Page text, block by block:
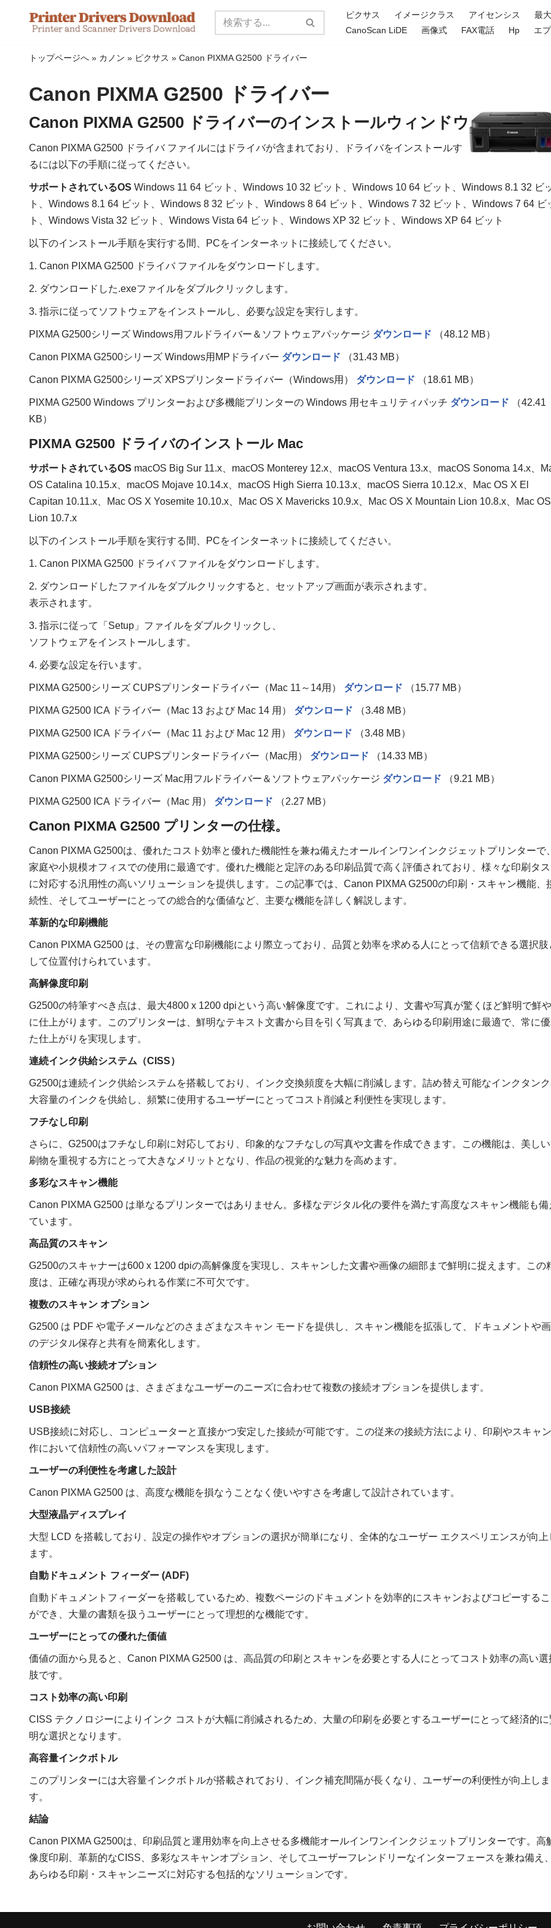
ピクサス イメージクラス アイセンシス 最
CanoScan LiDE
画像式 FAX電話 Hp エ
トップページへ » カノン » ピクサス » Canon PIXMA G2500 ドライバー
Canon PIXMA G2500 ドライバー
Canon PIXMA G2500 ドライバーのインストールウィンドウ
Canon PIXMA G2500 ドライバ ファイルにはドライバが含まれており、ドライバをインストールす
るには以下の手順に従ってください。
サポートされているOS Windows 11 64 ビット、Windows 10 32 ビット、Windows 10 64 ビット、Windows 8.1 32 ビ
ト、Windows 8.1 64 ビット、Windows 8 32 ビット、Windows 8 64 ビット、Windows 7 32 ビット、Windows 7 64 ビ
ト、Windows Vista 32 ビット、Windows Vista 64 ビット、Windows XP 32 ビット、Windows XP 64 ビット
以下のインストール手順を実行する間、PCをインターネットに接続してください。
1. Canon PIXMA G2500 ドライバ ファイルをダウンロードします。
2. ダウンロードした.exeファイルをダブルクリックします。
3. 指示に従ってソフトウェアをインストールし、必要な設定を実行します。
PIXMA G2500シリーズ Windows用フルドライバー＆ソフトウェアパッケージ ダウンロード （48.12 MB）
Canon PIXMA G2500シリーズ Windows用MPドライバー ダウンロード （31.43 MB）
Canon PIXMA G2500シリーズ XPSプリンタードライバー（Windows用） ダウンロード （18.61 MB）
PIXMA G2500 Windows プリンターおよび多機能プリンターの Windows 用セキュリティパッチ ダウンロード
（42.41
KB）
PIXMA G2500 ドライバのインストール Mac
サポートされているOS macOS Big Sur 11.x、macOS Monterey 12.x、macOS Ventura 13.x、macOS Sonoma 14.x、
OS Catalina 10.15.x、macOS Mojave 10.14.x、macOS High Sierra 10.13.x、macOS Sierra 10.12.x、Mac OS X El
Capitan 10.11.x、Mac OS X Yosemite 10.10.x、Mac OS X Mavericks 10.9.x、Mac OS X Mountain Lion 10.8.x、Mac
Lion 10.7.x
以下のインストール手順を実行する間、PCをインターネットに接続してください。
1. Canon PIXMA G2500 ドライバ ファイルをダウンロードします。
2. ダウンロードしたファイルをダブルクリックすると、セットアップ画面が表示されます。
表示されます。
3. 指示に従って「Setup」ファイルをダブルクリックし、
ソフトウェアをインストールします。
4. 必要な設定を行います。
PIXMA G2500シリーズ CUPSプリンタードライバー（Mac 11～14用） ダウンロード （15.77 MB）
PIXMA G2500 ICA ドライバー（Mac 13 および Mac 14 用） ダウンロード （3.48 MB）
PIXMA G2500 ICA ドライバー（Mac 11 および Mac 12 用） ダウンロード （3.48 MB）
PIXMA G2500シリーズ CUPSプリンタードライバー（Mac用） ダウンロード （14.33 MB）
Canon PIXMA G2500シリーズ Mac用フルドライバー＆ソフトウェアパッケージ ダウンロード （9.21 MB）
PIXMA G2500 ICA ドライバー（Mac 用） ダウンロード （2.27 MB）
Canon PIXMA G2500 プリンターの仕様。
Canon PIXMA G2500は、優れたコスト効率と優れた機能性を兼ね備えたオールインワンインクジェットプリンターで、
家庭や小規模オフィスでの使用に最適です。優れた機能と定評のある印刷品質で高く評価されており、様々な印刷タス
に対応する汎用性の高いソリューションを提供します。この記事では、Canon PIXMA G2500の印刷・スキャン機能、
続性、そしてユーザーにとっての総合的な価値など、主要な機能を詳しく解説します。
革新的な印刷機能
Canon PIXMA G2500 は、その豊富な印刷機能により際立っており、品質と効率を求める人にとって信頼できる選択肢
して位置付けられています。
高解像度印刷
G2500の特筆すべき点は、最大4800 x 1200 dpiという高い解像度です。これにより、文書や写真が驚くほど鮮明で鮮
に仕上がります。このプリンターは、鮮明なテキスト文書から目を引く写真まで、あらゆる印刷用途に最適で、常に
た仕上がりを実現します。
連続インク供給システム（CISS）
G2500は連続インク供給システムを搭載しており、インク交換頻度を大幅に削減します。詰め替え可能なインクタン
大容量のインクを供給し、頻繁に使用するユーザーにとってコスト削減と利便性を実現します。
フチなし印刷
さらに、G2500はフチなし印刷に対応しており、印象的なフチなしの写真や文書を作成できます。この機能は、美し
刷物を重視する方にとって大きなメリットとなり、作品の視覚的な魅力を高めます。
多彩なスキャン機能
Canon PIXMA G2500 は単なるプリンターではありません。多様なデジタル化の要件を満たす高度なスキャン機能も備
ています。
高品質のスキャン
G2500のスキャナーは600 x 1200 dpiの高解像度を実現し、スキャンした文書や画像の細部まで鮮明に捉えます。この
度は、正確な再現が求められる作業に不可欠です。
複数のスキャン オプション
G2500 は PDF や電子メールなどのさまざまなスキャン モードを提供し、スキャン機能を拡張して、ドキュメントや
のデジタル保存と共有を簡素化します。
信頼性の高い接続オプション
Canon PIXMA G2500 は、さまざまなユーザーのニーズに合わせて複数の接続オプションを提供します。
USB接続
USB接続に対応し、コンピューターと直接かつ安定した接続が可能です。この従来の接続方法により、印刷やスキャ
作において信頼性の高いパフォーマンスを実現します。
ユーザーの利便性を考慮した設計
Canon PIXMA G2500 は、高度な機能を損なうことなく使いやすさを考慮して設計されています。
大型液晶ディスプレイ
大型 LCD を搭載しており、設定の操作やオプションの選択が簡単になり、全体的なユーザー エクスペリエンスが向上
ます。
自動ドキュメント フィーダー (ADF)
自動ドキュメントフィーダーを搭載しているため、複数ページのドキュメントを効率的にスキャンおよびコピーするこ
ができ、大量の書類を扱うユーザーにとって理想的な機能です。
ユーザーにとっての優れた価値
価値の面から見ると、Canon PIXMA G2500 は、高品質の印刷とスキャンを必要とする人にとってコスト効率の高い選
肢です。
コスト効率の高い印刷
CISS テクノロジーによりインク コストが大幅に削減されるため、大量の印刷を必要とするユーザーにとって経済的に
明な選択となります。
高容量インクボトル
このプリンターには大容量インクボトルが搭載されており、インク補充間隔が長くなり、ユーザーの利便性が向上しま
す。
結論
Canon PIXMA G2500は、印刷品質と運用効率を向上させる多機能オールインワンインクジェットプリンターです。高
像度印刷、革新的なCISS、多彩なスキャンオプション、そしてユーザーフレンドリーなインターフェースを兼ね備え、
あらゆる印刷・スキャンニーズに対応する包括的なソリューションです。